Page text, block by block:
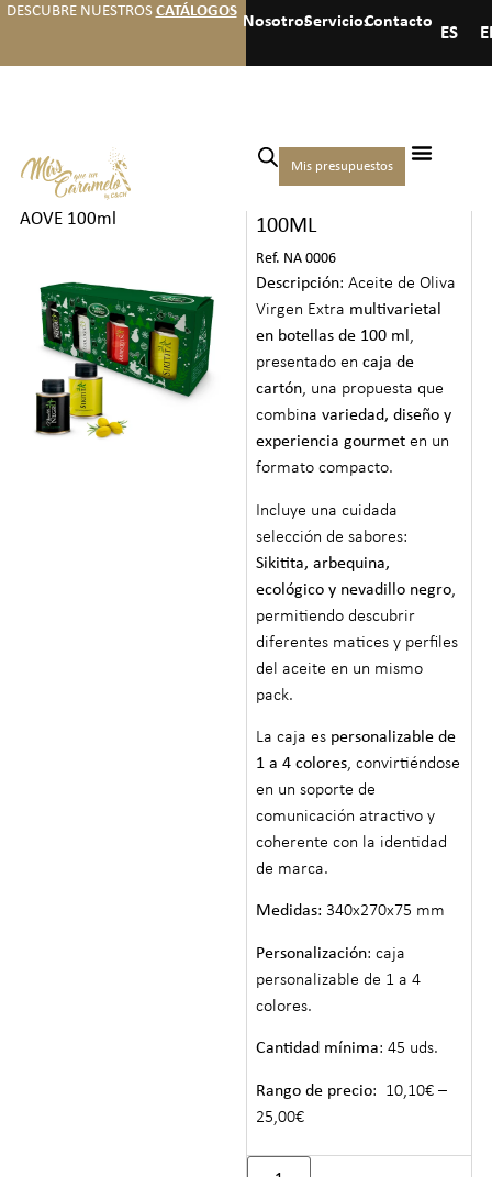
DESCUBRE NUESTROS CATÁLOGOS
NosotrosServiciosContacto
ES
Mis presupuestos
Inicio/
Galletas bebidas y
otros/Aceites
AOVE 100ml
PACK 4 LATAS AOVE
100ML
Ref. NA 0006
Descripción: Aceite de Oliva
Virgen Extra multivarietal
en botellas de 100 ml,
presentado encaja de
cartón, una propuesta que
combinavariedad, diseño y
experiencia gourmet en un
formato compacto.
Incluye una cuidada
selección de sabores:
Sikitita, arbequina,
ecológico y nevadillo negro,
permitiendo descubrir
diferentes matices y perfiles
del aceite en un mismo
pack.
La caja es personalizable de
1 a 4 colores, convirtiéndose
en un soporte de
comunicación atractivo y
coherente con la identidad
de marca.
Medidas: 340x270x75 mm
Personalización: caja
personalizable de 1 a 4
colores.
Cantidad mínima: 45 uds.
Rango de precio: 10,10€ –
25,00€